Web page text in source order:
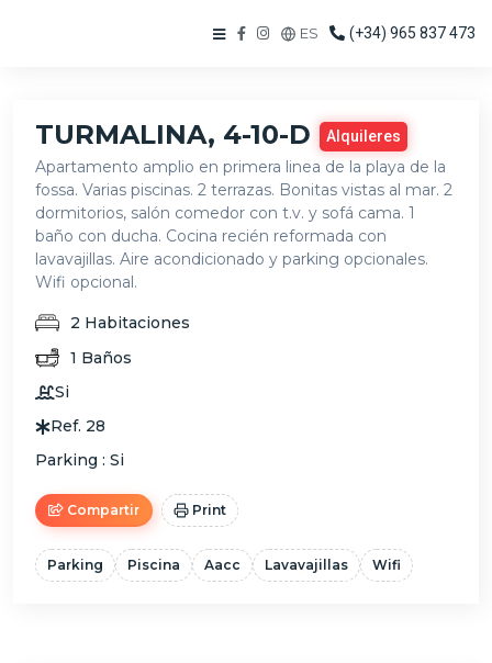
ES (+34) 965 837 473
TURMALINA, 4-10-D Alquileres
Apartamento amplio en primera linea de la playa de la
fossa. Varias piscinas. 2 terrazas. Bonitas vistas al mar. 2
dormitorios, salón comedor con t.v. y sofá cama. 1
baño con ducha. Cocina recién reformada con
lavavajillas. Aire acondicionado y parking opcionales.
Wifi opcional.
2 Habitaciones
1 Baños
Si
Ref. 28
Parking : Si
Compartir Print
Parking Piscina Aacc Lavavajillas Wifi